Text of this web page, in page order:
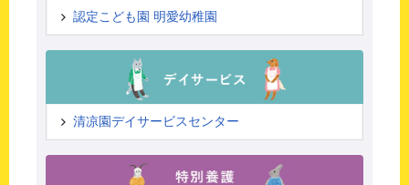
認定こども園 明愛幼稚園
清凉園デイサービスセンター